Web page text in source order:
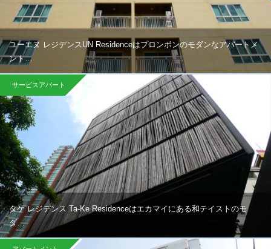
ユーエヌ レジデンスUN Residenceはプロンポンのモダンなアパートメ
ント…
サービスアパート
タケ レジデンス Ta-Ke Residenceはエカマイにある和テイストのモ
ダ…